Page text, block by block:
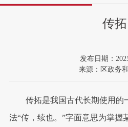
传拓
发布日期：
来源：区政务
传拓是我国古代长期使用的
法“传，续也。”字面意思为掌握